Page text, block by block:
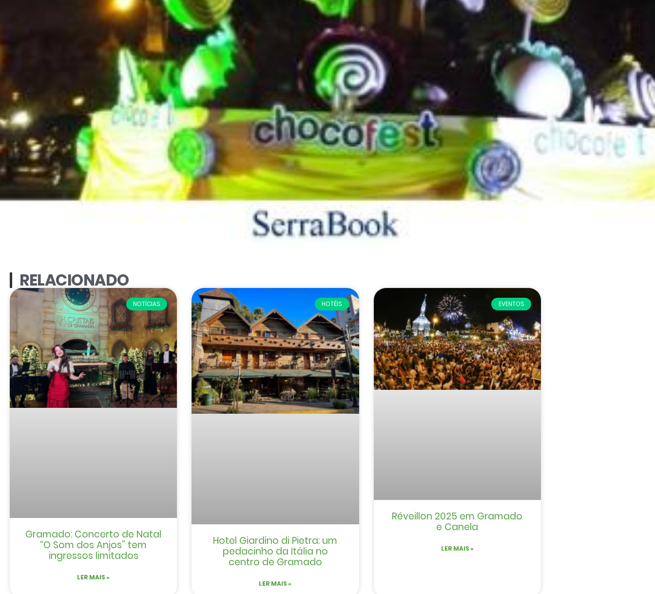
RELACIONADO
NOTÍCIAS
Gramado: Concerto de Natal
“O Som dos Anjos” tem
ingressos limitados
LER MAIS »
HOTÉIS
Hotel Giardino di Pietra: um
pedacinho da Itália no
centro de Gramado
LER MAIS »
EVENTOS
Réveillon 2025 em Gramado
e Canela
LER MAIS »